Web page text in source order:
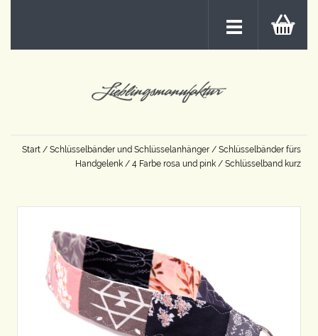
Start / Schlüsselbänder und Schlüsselanhänger / Schlüsselbänder fürs
Handgelenk / 4 Farbe rosa und pink / Schlüsselband kurz